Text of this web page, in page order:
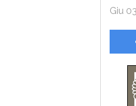
Giu